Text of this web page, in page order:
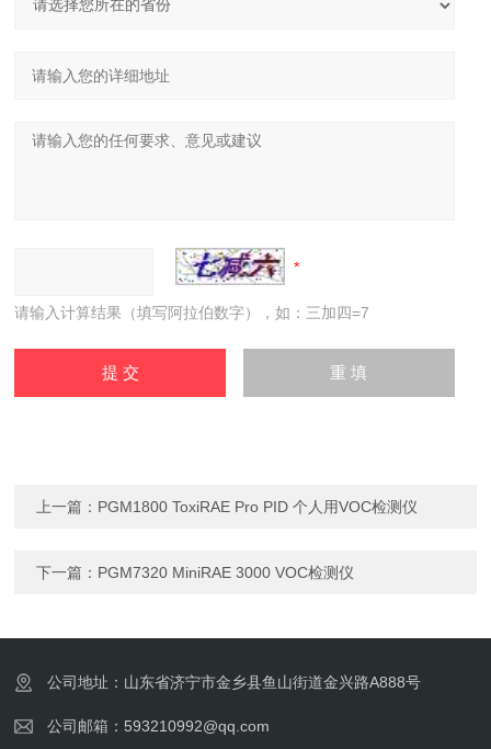
请输入计算结果（填写阿拉伯数字），如：三加四=7
上一篇： PGM1800 ToxiRAE Pro PID 个人用VOC检测仪
下一篇： PGM7320 MiniRAE 3000 VOC检测仪
公司地址：山东省济宁市金乡县鱼山街道金兴路A888号
公司邮箱：593210992@qq.com